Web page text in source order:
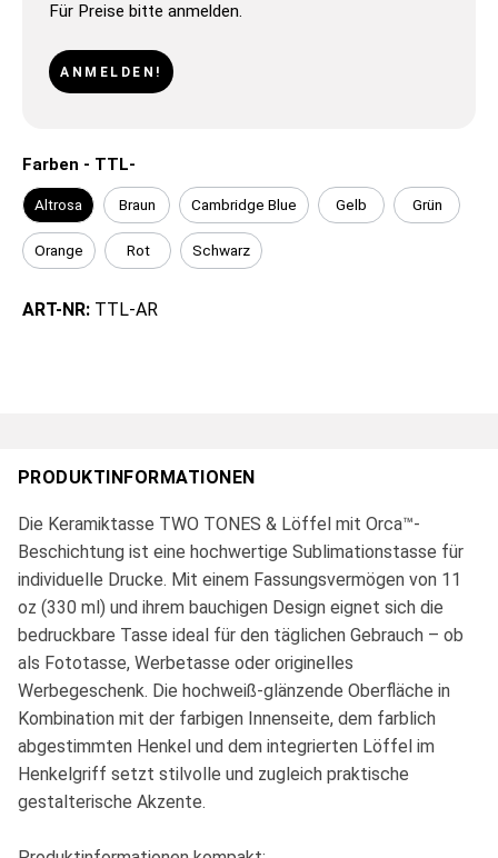
Für Preise bitte anmelden.
ANMELDEN!
Farben - TTL-
Altrosa Braun Cambridge Blue Gelb Grün
Orange Rot Schwarz
ART-NR: TTL-AR
PRODUKTINFORMATIONEN
Die Keramiktasse TWO TONES & Löffel mit Orca™-
Beschichtung ist eine hochwertige Sublimationstasse für
individuelle Drucke. Mit einem Fassungsvermögen von 11
oz (330 ml) und ihrem bauchigen Design eignet sich die
bedruckbare Tasse ideal für den täglichen Gebrauch – ob
als Fototasse, Werbetasse oder originelles
Werbegeschenk. Die hochweiß-glänzende Oberfläche in
Kombination mit der farbigen Innenseite, dem farblich
abgestimmten Henkel und dem integrierten Löffel im
Henkelgriff setzt stilvolle und zugleich praktische
gestalterische Akzente.